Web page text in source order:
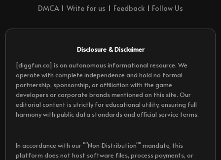
DMCA Write for us Feedback Follow Us
Disclosure & Disclaimer
[diggfun.co] is an autonomous informational resource. We
operate with complete independence and hold no formal
partnership, sponsorship, or affiliation with the game
developers or corporate brands mentioned on this site. Our
editorial content is strictly for educational utility, ensuring full
harmony with public data standards and official service terms.
In accordance with our ""Non-Distribution"" mandate, this
platform does not host software files, process payments, or